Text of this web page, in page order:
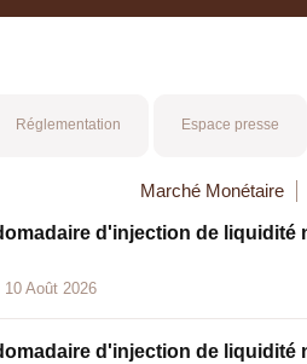
Réglementation Espace presse
Marché Monétaire
d'injection de liquidité
Août 2026
d'injection de liquidité